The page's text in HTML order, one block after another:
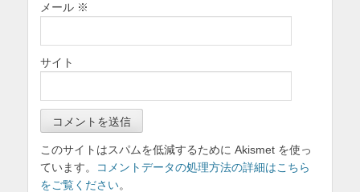
メール ※
サイト
このサイトはスパムを低減するために Akismet を使っ
ています。
コメントデータの処理方法の詳細はこちら
をご覧ください。